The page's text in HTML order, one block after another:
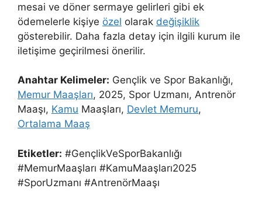
mesai ve döner sermaye gelirleri gibi ek
ödemelerle kişiye özel olarak değişiklik
gösterebilir. Daha fazla detay için ilgili kurum ile
iletişime geçirilmesi önerilir.
Anahtar Kelimeler: Gençlik ve Spor Bakanlığı,
Memur Maaşları, 2025, Spor Uzmanı, Antrenör
Maaşı, Kamu Maaşları, Devlet Memuru,
Ortalama Maaş
Etiketler: #GençlikVeSporBakanlığı
#MemurMaaşları #KamuMaaşları2025
#SporUzmanı #AntrenörMaaşı